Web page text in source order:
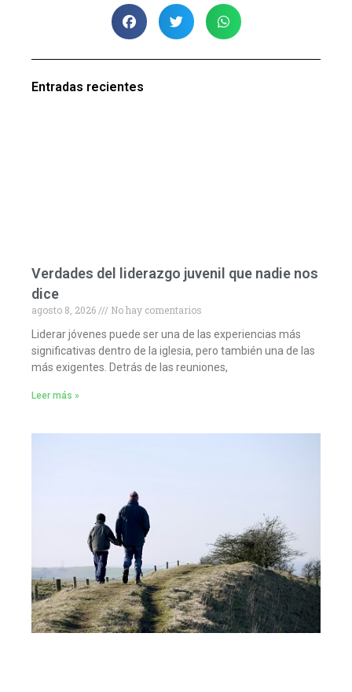
Entradas recientes
Verdades del liderazgo juvenil que nadie nos
dice
agosto 8, 2026
No hay comentarios
Liderar jóvenes puede ser una de las experiencias más
significativas dentro de la iglesia, pero también una de las
más exigentes. Detrás de las reuniones,
Leer más »